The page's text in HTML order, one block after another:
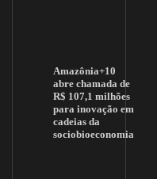
Amazônia+10
abre chamada de
R$ 107,1 milhões
para inovação em
cadeias da
sociobioeconomia